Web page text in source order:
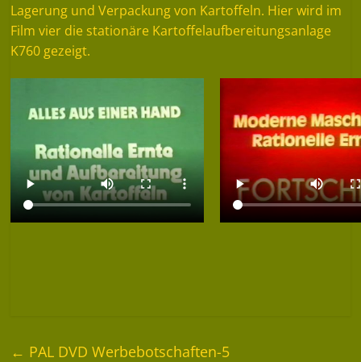
Lagerung und Verpackung von Kartoffeln. Hier wird im
Film vier die stationäre Kartoffelaufbereitungsanlage
K760 gezeigt.
← PAL DVD Werbebotschaften-5